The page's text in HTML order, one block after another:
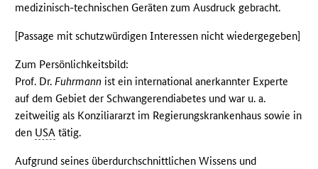
medizinisch-technischen Geräten zum Ausdruck gebracht.
[Passage mit schutzwürdigen Interessen nicht wiedergegeben]
Zum Persönlichkeitsbild:
Prof. Dr.Fuhrmann ist ein international anerkannter Experte
auf dem Gebiet der Schwangerendiabetes und war u. a.
zeitweilig als Konziliararzt im Regierungskrankenhaus sowie in
den USA tätig.
Aufgrund seines überdurchschnittlichen Wissens und